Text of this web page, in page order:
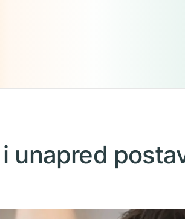
unapred